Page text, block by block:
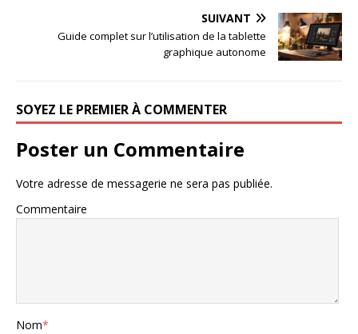
SUIVANT
Guide complet sur l’utilisation de la tablette
graphique autonome
SOYEZ LE PREMIER À COMMENTER
Poster un Commentaire
Votre adresse de messagerie ne sera pas publiée.
Commentaire
Nom*